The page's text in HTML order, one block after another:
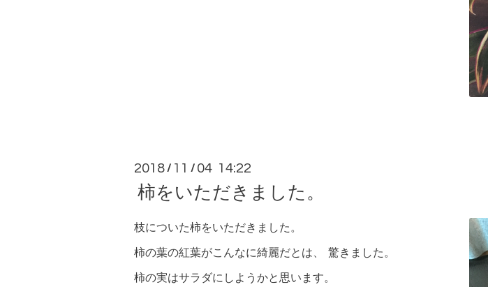
2018 / 11 / 04 14:22
柿をいただきました。
枝についた柿をいただきました。
柿の葉の紅葉がこんなに綺麗だとは、 驚きました。
柿の実はサラダにしようかと思います。